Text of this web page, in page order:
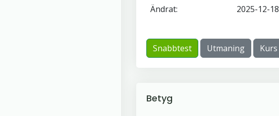
Ändrat:
2025-12-18
Snabbtest Utmaning Kurs
Betyg